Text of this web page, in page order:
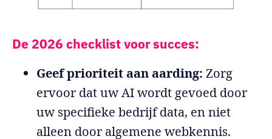
De 2026 checklist voor succes:
Geef prioriteit aan aarding: Zorg
ervoor dat uw AI wordt gevoed door
uw specifieke bedrijf data, en niet
alleen door algemene webkennis.